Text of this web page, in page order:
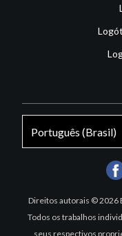
Direitos autorais © 2026
Todos os trabalhos
seus respectivos